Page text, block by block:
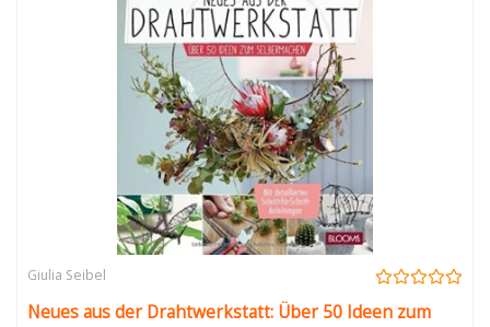
Giulia Seibel
Neues aus der Drahtwerkstatt: Über 50 Ideen zum